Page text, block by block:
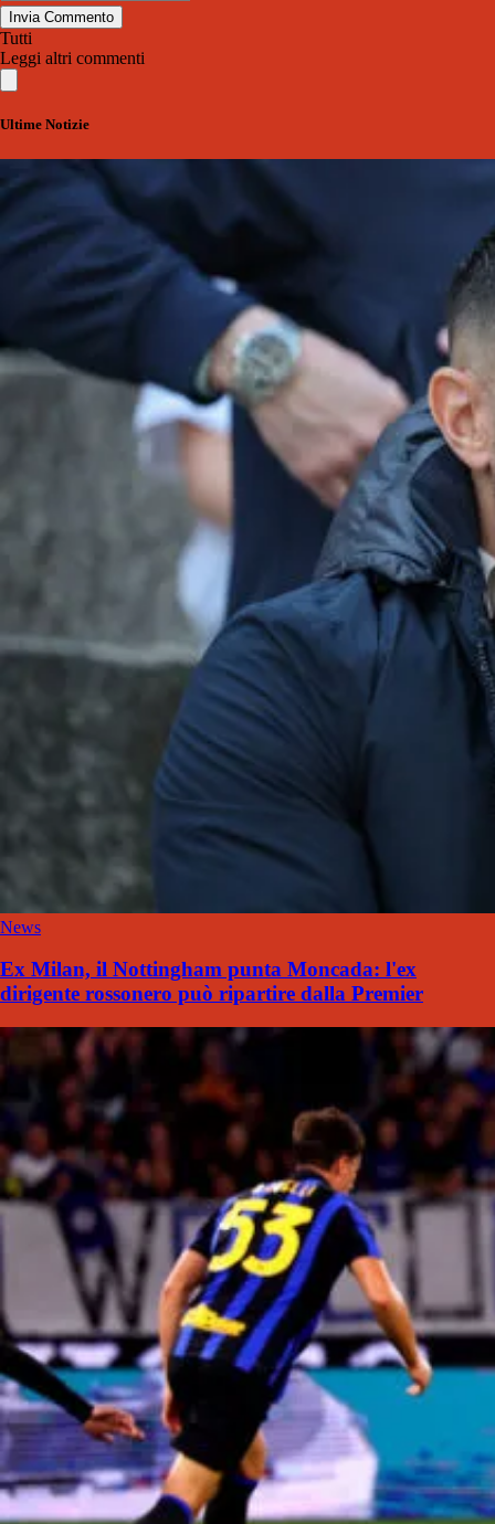
Invia Commento
Tutti
Leggi altri commenti
Ultime Notizie
News
Ex Milan, il Nottingham punta Moncada: l'ex
dirigente rossonero può ripartire dalla Premier